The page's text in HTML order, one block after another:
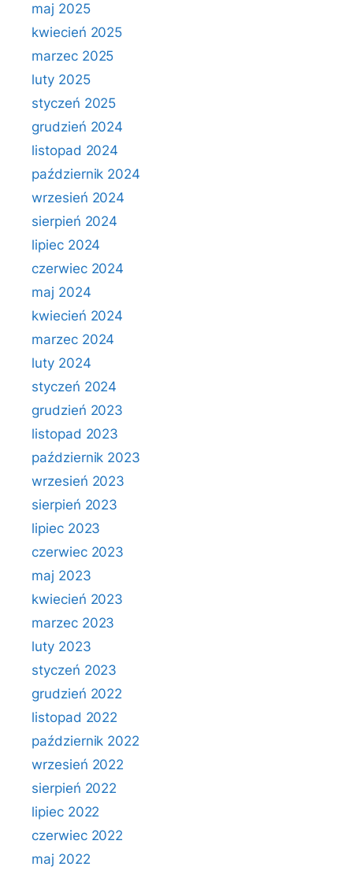
maj 2025
kwiecień 2025
marzec 2025
luty 2025
styczeń 2025
grudzień 2024
listopad 2024
październik 2024
wrzesień 2024
sierpień 2024
lipiec 2024
czerwiec 2024
maj 2024
kwiecień 2024
marzec 2024
luty 2024
styczeń 2024
grudzień 2023
listopad 2023
październik 2023
wrzesień 2023
sierpień 2023
lipiec 2023
czerwiec 2023
maj 2023
kwiecień 2023
marzec 2023
luty 2023
styczeń 2023
grudzień 2022
listopad 2022
październik 2022
wrzesień 2022
sierpień 2022
lipiec 2022
czerwiec 2022
maj 2022